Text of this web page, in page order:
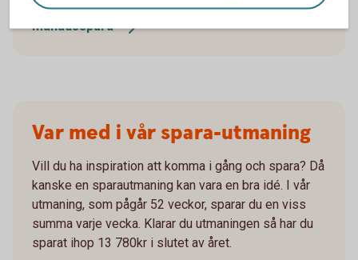
Månadsspara
Var med i vår spara-utmaning
Vill du ha inspiration att komma i gång och spara? Då
kanske en sparautmaning kan vara en bra idé. I vår
utmaning, som pågår 52 veckor, sparar du en viss
summa varje vecka. Klarar du utmaningen så har du
sparat ihop 13 780kr i slutet av året.